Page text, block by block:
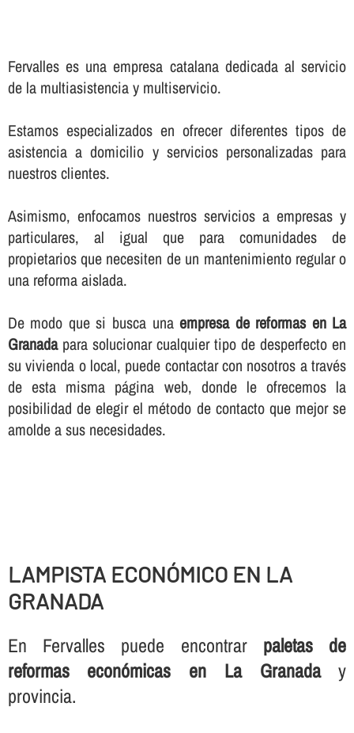
Fervalles es una empresa catalana dedicada al servicio
de la multiasistencia y multiservicio.
Estamos especializados en ofrecer diferentes tipos de
asistencia a domicilio y servicios personalizadas para
nuestros clientes.
Asimismo, enfocamos nuestros servicios a empresas y
particulares, al igual que para comunidades de
propietarios que necesiten de un mantenimiento regular o
una reforma aislada.
De modo que si busca unaempresa de reformas en La
Granadapara solucionar cualquier tipo de desperfecto en
su vivienda o local, puede contactar con nosotros a través
de esta misma página web, donde le ofrecemos la
posibilidad de elegir el método de contacto que mejor se
amolde a sus necesidades.
LAMPISTA ECONÓMICO EN LA
GRANADA
En Fervalles puede encontrar paletas de
reformas económicas en La Granaday
provincia.